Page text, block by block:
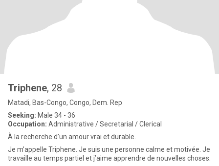
Triphene, 28
Matadi, Bas-Congo, Congo, Dem. Rep
Seeking: Male 34 - 36
Occupation: Administrative / Secretarial / Clerical
À la recherche d’un amour vrai et durable.
Je m’appelle Triphene. Je suis une personne calme et motivée. Je
travaille au temps partiel et j’aime apprendre de nouvelles choses.